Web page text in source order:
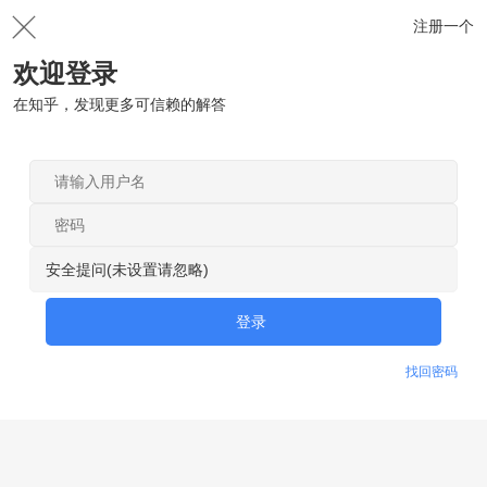
注册一个
欢迎登录
在知乎，发现更多可信赖的解答
安全提问(未设置请忽略)
登录
找回密码